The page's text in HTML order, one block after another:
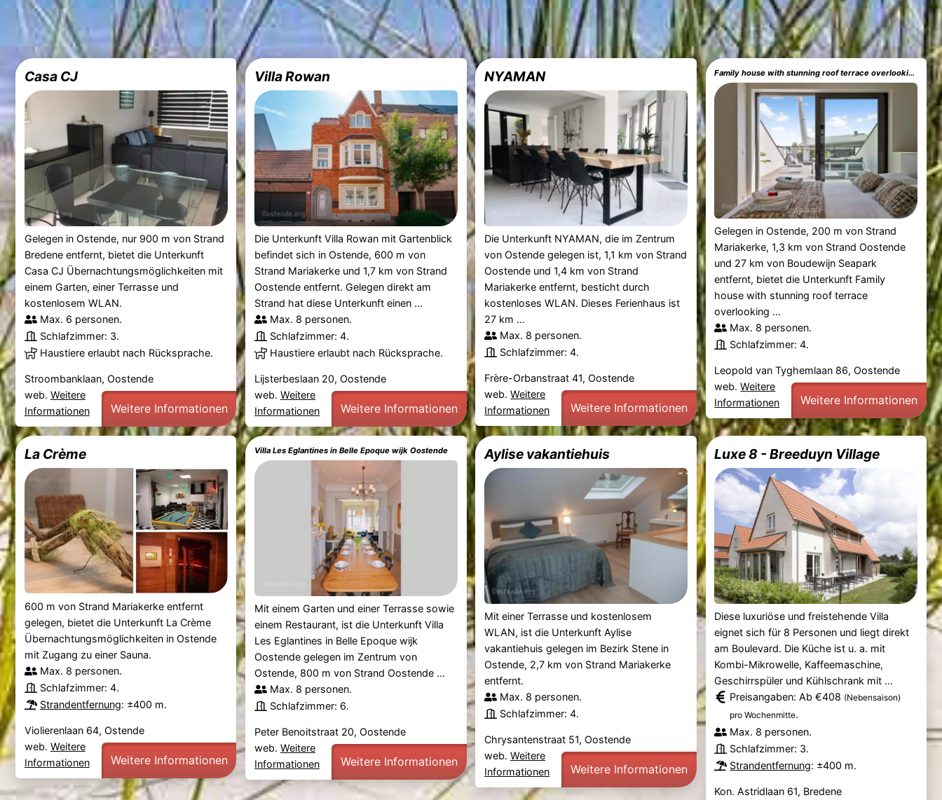
Casa CJ
Gelegen in Ostende, nur 900 m von Strand
Bredene entfernt, bietet die Unterkunft
Casa CJ Übernachtungsmöglichkeiten mit
einem Garten, einer Terrasse und
kostenlosem WLAN.
Max. 6 personen.
Schlafzimmer: 3.
Haustiere erlaubt nach Rücksprache.
Stroombanklaan, Oostende
web. Weitere
Informationen
Weitere Informationen
Villa Rowan
Die Unterkunft Villa Rowan mit Gartenblick
befindet sich in Ostende, 600 m von
Strand Mariakerke und 1,7 km von Strand
Oostende entfernt. Gelegen direkt am
Strand hat diese Unterkunft einen ...
Max. 8 personen.
Schlafzimmer: 4.
Haustiere erlaubt nach Rücksprache.
Lijsterbeslaan 20, Oostende
web. Weitere
Informationen
Weitere Informationen
NYAMAN
Die Unterkunft NYAMAN, die im Zentrum
von Ostende gelegen ist, 1,1 km von Strand
Oostende und 1,4 km von Strand
Mariakerke entfernt, besticht durch
kostenloses WLAN. Dieses Ferienhaus ist
27 km ...
Max. 8 personen.
Schlafzimmer: 4.
Frère-Orbanstraat 41, Oostende
web.Weitere
Informationen
Weitere Informationen
Family house with stunning roof terrace overlooking the Diaz Arena
Gelegen in Ostende, 200 m von Strand
Mariakerke, 1,3 km von Strand Oostende
und 27 km von Boudewijn Seapark
entfernt, bietet die Unterkunft Family
house with stunning roof terrace
overlooking ...
Max. 8 personen.
Schlafzimmer: 4.
Leopold van Tyghemlaan 86, Oostende
web.Weitere
Informationen
Weitere Informationen
La Crème
600 m von Strand Mariakerke entfernt
gelegen, bietet die Unterkunft La Crème
Übernachtungsmöglichkeiten in Ostende
mit Zugang zu einer Sauna.
Max. 8 personen.
Schlafzimmer: 4.
Strandentfernung: ±400 m.
Violierenlaan 64, Ostende
web. Weitere
Informationen
Weitere Informationen
Villa Les Eglantines in Belle Epoque wijk Oostende
Mit einem Garten und einer Terrasse sowie
einem Restaurant, ist die Unterkunft Villa
Les Eglantines in Belle Epoque wijk
Oostende gelegen im Zentrum von
Ostende, 800 m von Strand Oostende ...
Max. 8 personen.
Schlafzimmer: 6.
Peter Benoitstraat 20, Oostende
web. Weitere
Informationen
Weitere Informationen
Aylise vakantiehuis
Mit einer Terrasse und kostenlosem
WLAN, ist die Unterkunft Aylise
vakantiehuis gelegen im Bezirk Stene in
Ostende, 2,7 km von Strand Mariakerke
entfernt.
Max. 8 personen.
Schlafzimmer: 4.
Chrysantenstraat 51, Oostende
web.Weitere
Informationen
Weitere Informationen
Luxe 8 - Breeduyn Village
Diese luxuriöse und freistehende Villa
eignet sich für 8 Personen und liegt direkt
am Boulevard. Die Küche ist u. a. mit
Kombi-Mikrowelle, Kaffeemaschine,
Geschirrspüler und Kühlschrank mit ...
Preisangaben: Ab €408 (Nebensaison)
pro Wochenmitte.
Max. 8 personen.
Schlafzimmer: 3.
Strandentfernung: ±400 m.
Kon. Astridlaan 61, Bredene